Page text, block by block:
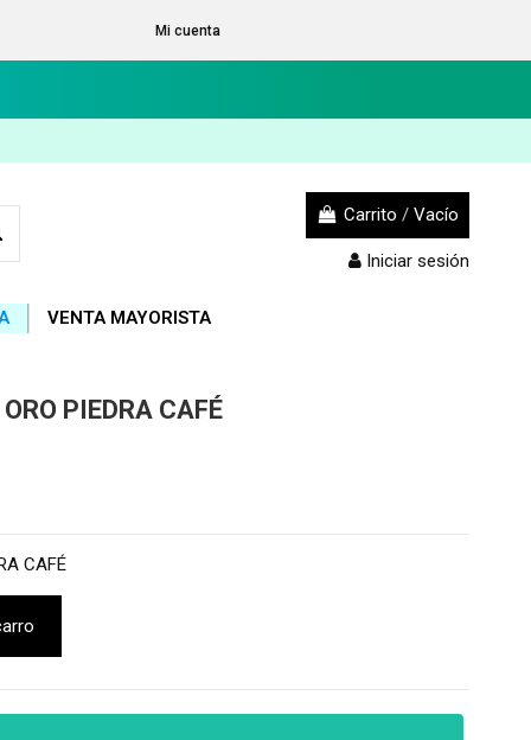
Mi cuenta
Carrito / Vacío
Iniciar sesión
VENTA MAYORISTA
PIEDRA CAFÉ
CAFÉ